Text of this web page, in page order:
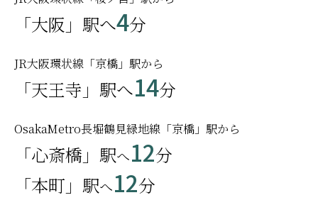
大阪城・・・（約2,700m）
ヨドバシカメラ マルチメディア梅田・・・（約3,590m）
JPタワー大阪／KITTE大阪・・・（約3,700m）
グランフロント大阪 北館・・・（約3,860m）
うめきたグリーンプレイス・・・（約3,960m）
グラングリーン大阪 北館・・・（約4,040m）
グラングリーン大阪 南館・・・（約4,310m）
梅田スカイビル・・・（約4,280m）
「大阪」駅へ4分
JR大阪環状線「京橋」駅から
「天王寺」駅へ14分
OsakaMetro長堀鶴見緑地線「京橋」駅から
「心斎橋」駅へ12分
「本町」駅へ12分